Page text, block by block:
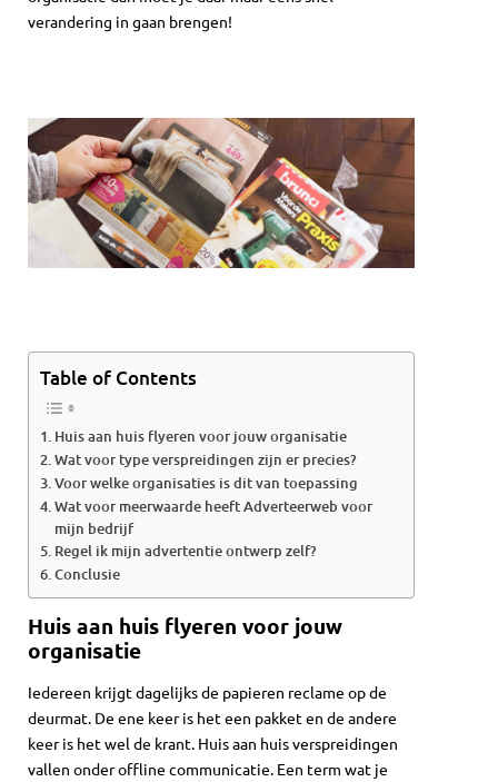
verandering in gaan brengen!
Table of Contents
Huis aan huis flyeren voor jouw organisatie
Wat voor type verspreidingen zijn er precies?
Voor welke organisaties is dit van toepassing
Wat voor meerwaarde heeft Adverteerweb voor
mijn bedrijf
Regel ik mijn advertentie ontwerp zelf?
Conclusie
Huis aan huis flyeren voor jouw
organisatie
Iedereen krijgt dagelijks de papieren reclame op de
deurmat. De ene keer is het een pakket en de andere
keer is het wel de krant. Huis aan huis verspreidingen
vallen onder offline communicatie. Een term wat je